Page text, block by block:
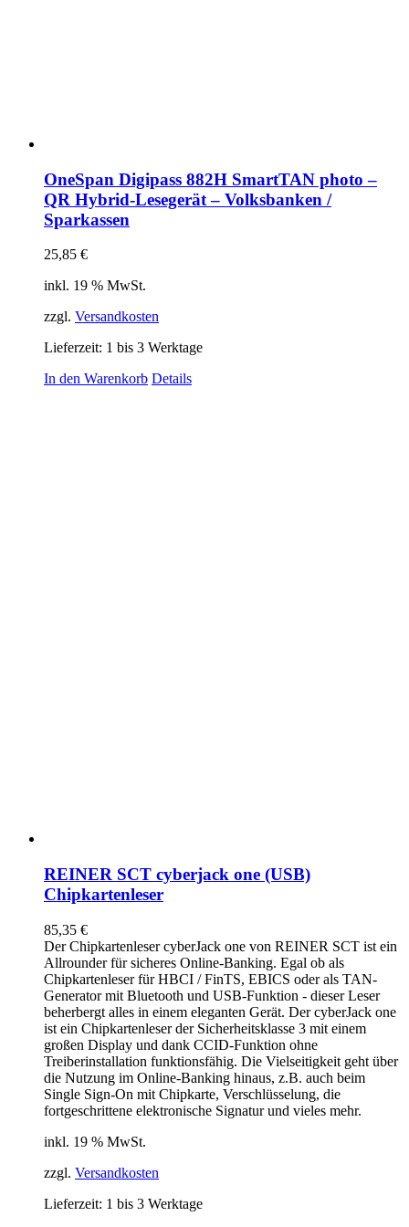
OneSpan Digipass 882H SmartTAN photo –
QR Hybrid-Lesegerät – Volksbanken /
Sparkassen
25,85 €
inkl. 19 % MwSt.
zzgl. Versandkosten
Lieferzeit: 1 bis 3 Werktage
In den Warenkorb Details
REINER SCT cyberjack one (USB)
Chipkartenleser
85,35 €
Der Chipkartenleser cyberJack one von REINER SCT ist ein
Allrounder für sicheres Online-Banking. Egal ob als
Chipkartenleser für HBCI / FinTS, EBICS oder als TAN-
Generator mit Bluetooth und USB-Funktion - dieser Leser
beherbergt alles in einem eleganten Gerät. Der cyberJack one
ist ein Chipkartenleser der Sicherheitsklasse 3 mit einem
großen Display und dank CCID-Funktion ohne
Treiberinstallation funktionsfähig. Die Vielseitigkeit geht über
die Nutzung im Online-Banking hinaus, z.B. auch beim
Single Sign-On mit Chipkarte, Verschlüsselung, die
fortgeschrittene elektronische Signatur und vieles mehr.
inkl. 19 % MwSt.
zzgl. Versandkosten
Lieferzeit: 1 bis 3 Werktage